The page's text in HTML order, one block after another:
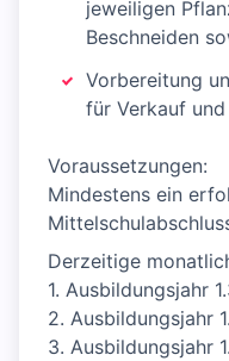
jeweiligen
Beschneiden
Vorbereitung
für Verkauf
Voraussetzungen:
Mindestens ein
Derzeitige
1. Ausbildungsjahr
2. Ausbildungsjahr
3. Ausbildungsjahr